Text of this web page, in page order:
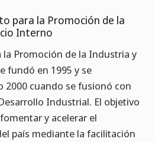
para la Promoción de la
Interno
la Promoción de la Industria y
fundó en 1995 y se
2000 cuando se fusionó con
Industrial. El objetivo
y acelerar el
país mediante la facilitación